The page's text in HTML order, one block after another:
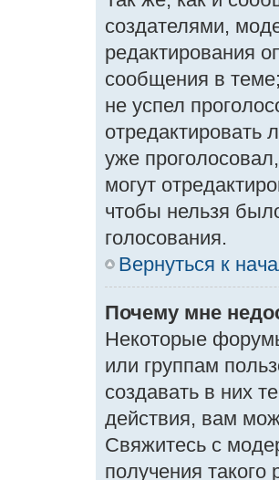
создателями,
редактирования
сообщения в
не успел
отредактировать
уже
могут
чтобы нельзя
голосования.
Вернуться к
Почему мне
Некоторые
или группам
создавать в них
действия, вам
Свяжитесь с
получения такого